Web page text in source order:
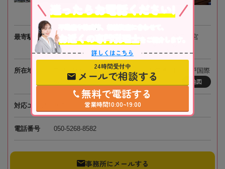
最寄駅
JR「三ノ宮駅」 / 阪急電鉄・阪神電鉄「神戸三宮
駅」 / 神戸市営地下鉄「三宮駅」各徒歩3分
所在地
〒651-0087 兵庫県神戸市中央区御幸通8-1-6 神戸国際
会館17階
地図
対応エリア 兵庫、全国オンライン相談可
電話番号 050-5268-8582
事務所にメールする
不動産や株式等、相続資産に合わせて、
お近くの専門税理士 をご紹介します。
詳しくはこちら
24時間受付中
メールで相談する
無料で電話する
営業時間10:00~19:00